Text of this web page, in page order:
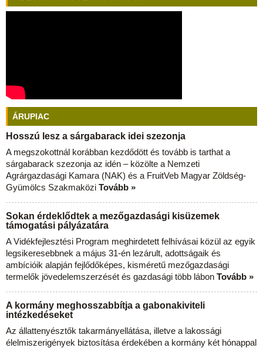
ÁRUPIAC
Hosszú lesz a sárgabarack idei szezonja
A megszokottnál korábban kezdődött és tovább is tarthat a
sárgabarack szezonja az idén – közölte a Nemzeti
Agrárgazdasági Kamara (NAK) és a FruitVeb Magyar Zöldség-
Gyümölcs Szakmaközi Tovább »
Sokan érdeklődtek a mezőgazdasági kisüzemek
támogatási pályázatára
A Vidékfejlesztési Program meghirdetett felhívásai közül az egyik
legsikeresebbnek a május 31-én lezárult, adottságaik és
ambícióik alapján fejlődőképes, kisméretű mezőgazdasági
termelők jövedelemszerzését és gazdasági több lábon Tovább »
A kormány meghosszabbítja a gabonakiviteli
intézkedéseket
Az állattenyésztők takarmányellátása, illetve a lakossági
élelmiszerigények biztosítása érdekében a kormány két hónappal